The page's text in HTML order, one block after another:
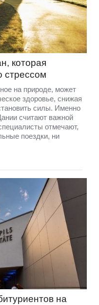
которая
стрессом
на природе, может
здоровье, снижая
силы. Именно
считают важной
отмечают,
поездки, ни
на